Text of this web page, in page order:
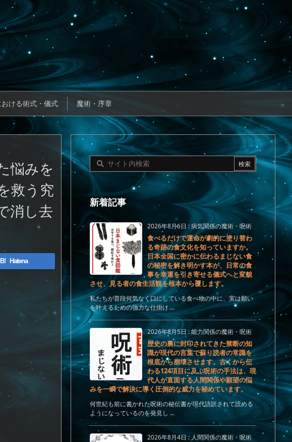
ける術式・儀式 魔術・序章
悩みを
救う究
消し去
B! Hatena
新着記事
2026年8月6日:病気関係の魔術・呪術
食べるだけで運命が劇的に塗り替わ
る奇跡の食文化を知っていますか。
日本全国に密かに伝わるまじない食
の秘密を解き明かす本が、日常の食
事を幸運を引き寄せる儀式へと変貌
させ、見る者の食生活観を根本から覆します。
私たちが普段何気なく口にしている食べ物の中に、実は願い
を叶えるための強力な仕掛け ...
2026年8月5日:能力関係の魔術・呪術
歴史の裏に封印されてきた禁断の知
識が現代の言葉で蘇り読者の常識を
根底から崩壊させます。古くから伝
わる124項目に及ぶ呪術の手法は、現
代人が直面する人間関係や願望の悩
みを一瞬で解決に導く圧倒的な威力を秘めています。
何世紀も前に書かれた呪術の秘伝書が現代語訳されて読める
ようになっているのを発見し ...
2026年8月4日 : 人間関係の魔術・呪術